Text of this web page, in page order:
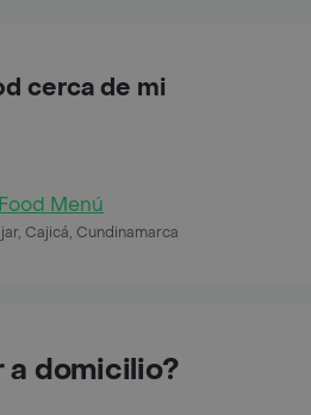
cerca de mi
Menú
Cajicá, Cundinamarca
a domicilio?